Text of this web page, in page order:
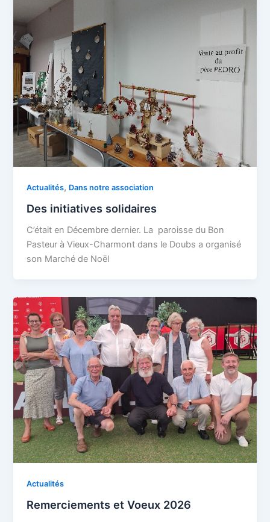
Actualités, Dans notre association
Des initiatives solidaires
C’était en Décembre dernier. La paroisse du Bon
Pasteur à Vieux-Charmont dans le Doubs a organisé
son Marché de Noël
Actualités
Remerciements et Voeux 2026